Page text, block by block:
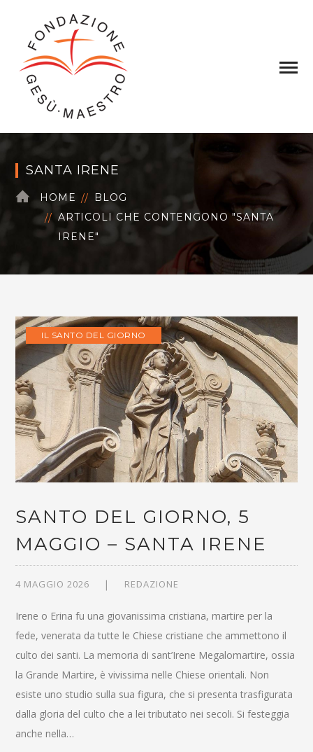
SANTA IRENE
HOME
BLOG
ARTICOLI CHE CONTENGONO "SANTA
IRENE"
IL SANTO DEL GIORNO
SANTO DEL GIORNO, 5
MAGGIO – SANTA IRENE
4 MAGGIO 2026 REDAZIONE
Irene o Erina fu una giovanissima cristiana, martire per la
fede, venerata da tutte le Chiese cristiane che ammettono il
culto dei santi. La memoria di sant’Irene Megalomartire, ossia
la Grande Martire, è vivissima nelle Chiese orientali. Non
esiste uno studio sulla sua figura, che si presenta trasfigurata
dalla gloria del culto che a lei tributato nei secoli. Si festeggia
anche nella…